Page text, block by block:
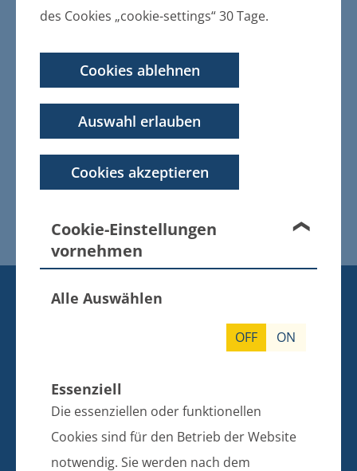
des Cookies „cookie-settings“ 30 Tage.
Cookies ablehnen
Auswahl erlauben
Cookies akzeptieren
Cookie-Einstellungen
vornehmen
Alle Auswählen
OFF ON
Essenziell
Die essenziellen oder funktionellen
Cookies sind für den Betrieb der Website
notwendig. Sie werden nach dem
04.11.2015
zum Beschluss der Stadtvertretung
Nr. 2015/104 vom 22.10.2015 über
die Aufstellung des
Bebauungsplanes Nr. 12
"Wohngebiet Seeblick" in der Stadt
Gützkow
Geltungsbereich des
Gützkow
KONTAKT
17495 Züssow
Telefon: 038355 643 0